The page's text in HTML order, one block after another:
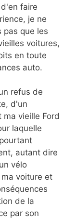
faire
je ne
pas que les
voitures,
en toute
auto.
refus de
d'un
vieille Ford
laquelle
autant dire
vélo
voiture et
de la
par son